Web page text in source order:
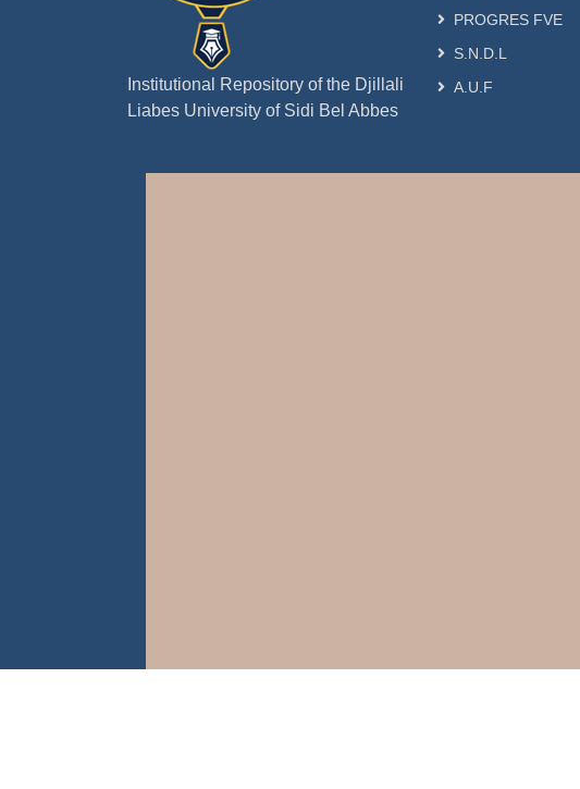
Institutional Repository of the Djillali
Liabes University of Sidi Bel Abbes
PROGRES FVE
S.N.D.L
A.U.F